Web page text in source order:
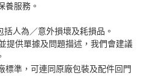
養服務。
人為／意外損壞及耗損品。
提供單據及問題描述，我們會建議
標準，可連同原廠包裝及配件回門